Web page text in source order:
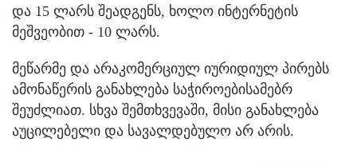
და 15 ლარს შეადგენს, ხოლო ინტერნეტის
მეშვეობით - 10 ლარს.
მეწარმე და არაკომერციულ იურიდიულ პირებს
ამონაწერის განახლება საჭიროებისამებრ
შეუძლიათ. სხვა შემთხვევაში, მისი განახლება
აუცილებელი და სავალდებულო არ არის.